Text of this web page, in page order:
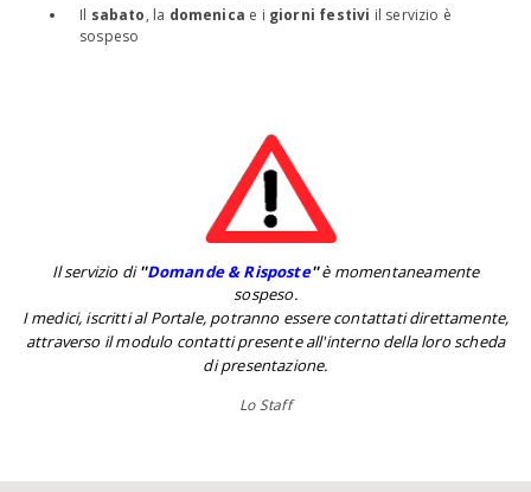
Il sabato, la domenica e i giorni festivi il servizio è
sospeso
Il servizio di''Domande & Risposte''è momentaneamente
sospeso.
I medici, iscritti al Portale, potranno essere contattati direttamente,
attraverso il modulo contatti presente all'interno della loro scheda
di presentazione.
Lo Staff